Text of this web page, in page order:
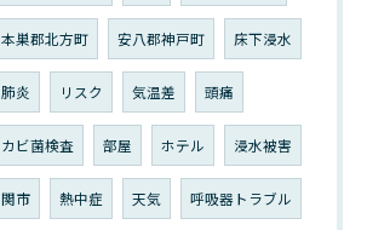
本巣郡北方町 安八郡神戸町 床下浸水
肺炎 リスク 気温差 頭痛
カビ菌検査 部屋 ホテル 浸水被害
関市 熱中症 天気 呼吸器トラブル